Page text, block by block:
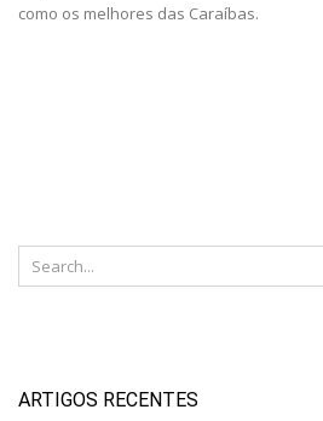
como os melhores das Caraíbas.
ARTIGOS RECENTES